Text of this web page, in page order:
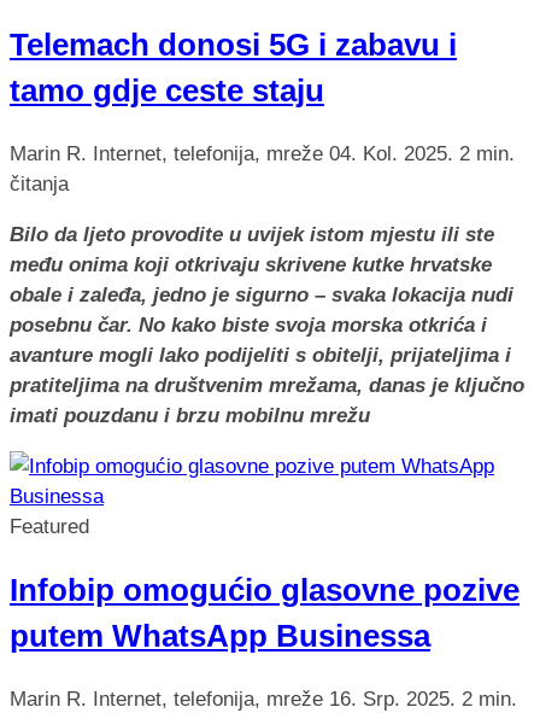
Telemach donosi 5G i zabavu i
tamo gdje ceste staju
Marin R. Internet, telefonija, mreže 04. Kol. 2025. 2 min.
čitanja
Bilo da ljeto provodite u uvijek istom mjestu ili ste
među onima koji otkrivaju skrivene kutke hrvatske
obale i zaleđa, jedno je sigurno – svaka lokacija nudi
posebnu čar. No kako biste svoja morska otkrića i
avanture mogli lako podijeliti s obitelji, prijateljima i
pratiteljima na društvenim mrežama, danas je ključno
imati pouzdanu i brzu mobilnu mrežu
Featured
Infobip omogućio glasovne pozive
putem WhatsApp Businessa
Marin R. Internet, telefonija, mreže 16. Srp. 2025. 2 min.